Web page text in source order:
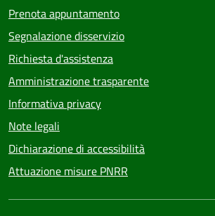
Prenota appuntamento
Segnalazione disservizio
Richiesta d'assistenza
Amministrazione trasparente
Informativa privacy
Note legali
Dichiarazione di accessibilità
Attuazione misure PNRR